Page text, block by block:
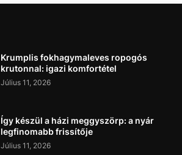
Krumplis fokhagymaleves ropogós
krutonnal: igazi komfortétel
Július 11, 2026
Így készül a házi meggyszörp: a nyár
legfinomabb frissítője
Július 11, 2026